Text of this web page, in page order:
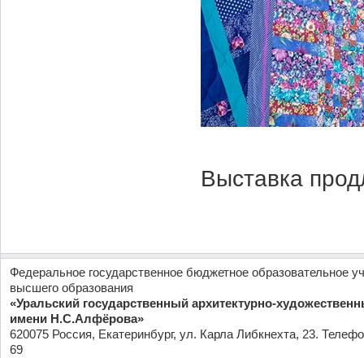
Выставка
Федеральное государственное бюджетное образовательное
высшего образования
«Уральский государственный архитектурно-
имени Н.С.Алфёрова»
620075 Россия, Екатеринбург, ул. Карла Либкнехта, 23.
69